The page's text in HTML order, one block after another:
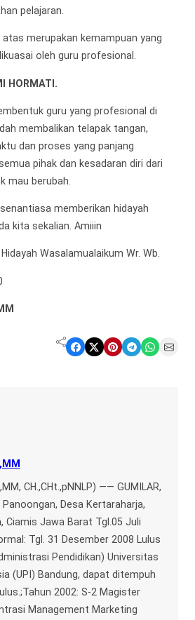
pelajaran.
atas merupakan kemampuan yang
oleh guru profesional.
HORMATI.
guru yang profesional di
membalikan telapak tangan,
dan proses yang panjang
pihak dan kesadaran diri dari
mau berubah.
memberikan hidayah
kita sekalian. Amiiin
Wasalamualaikum Wr. Wb.
Share on Facebook Share on X Share on Pinterest Share on Telegram Share on WhatsApp Share on Email
CH.,CHt.,pNNLP) —— GUMILAR,
Desa Kertaraharja,
Ciamis Jawa Barat Tgl.05 Juli
Tgl. 31 Desember 2008 Lulus
Pendidikan) Universitas
(UPI) Bandung, dapat ditempuh
2002: S-2 Magister
Management Marketing